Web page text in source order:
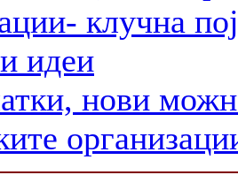
клучна
идеи
нови